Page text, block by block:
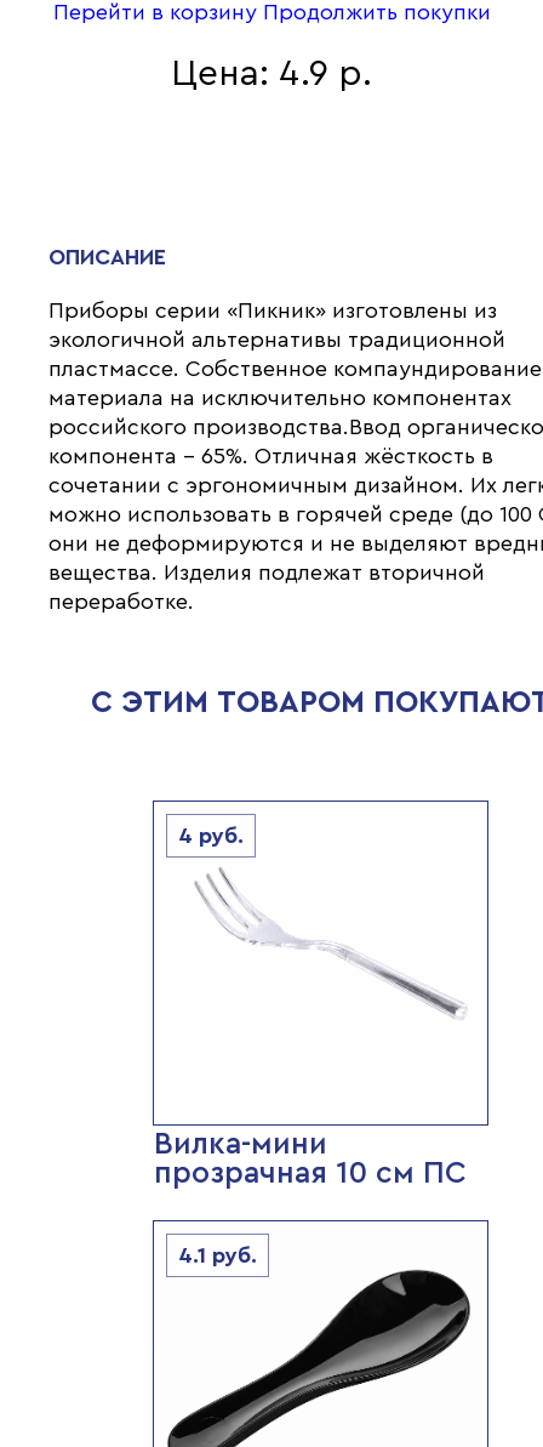
Перейти в корзину Продолжить покупки
Цена: 4.9 р.
ОПИСАНИЕ
Приборы серии «Пикник» изготовлены из
экологичной альтернативы традиционной
пластмассе. Собственное компаундирование
материала на исключительно компонентах
российского производства.Ввод
компонента – 65%. Отличная жёсткость в
сочетании с эргономичным дизайном. Их
можно использовать в горячей среде (до 100
они не деформируются и не выделяют
вещества. Изделия подлежат вторичной
переработке.
С ЭТИМ ТОВАРОМ
4 руб.
Вилка-мини
прозрачная 10 см ПС
4.1 руб.